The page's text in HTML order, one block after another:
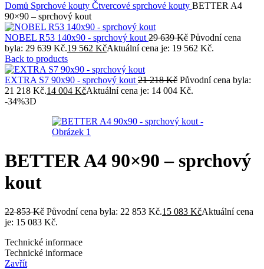
Domů Sprchové kouty Čtvercové sprchové kouty BETTER A4
90×90 – sprchový kout
NOBEL R53 140x90 - sprchový kout 29 639Kč Původní cena
byla: 29 639 Kč.19 562 KčAktuální cena je: 19 562 Kč.
Back to products
EXTRA S7 90x90 - sprchový kout 21 218Kč Původní cena byla:
21 218 Kč.14 004 KčAktuální cena je: 14 004 Kč.
-34%3D
BETTER A4 90×90 – sprchový
kout
22 853Kč Původní cena byla: 22 853 Kč.15 083 KčAktuální cena
je: 15 083 Kč.
Technické informace
Technické informace
Zavřít